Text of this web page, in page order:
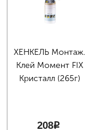
ХЕНКЕЛЬ Монтаж.
Клей Момент FIX
Кристалл (265г)
208p